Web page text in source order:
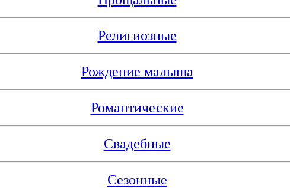
Религиозные
Рождение малыша
Романтические
Свадебные
Сезонные